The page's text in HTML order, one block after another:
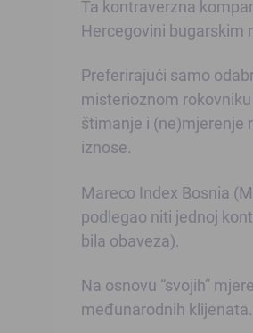
Ta kontraverzna
Hercegovini bugarskim
Preferirajući samo
misterioznom
štimanje i (ne)mjerenje
iznose.
Mareco Index Bosnia
podlegao niti jednoj
bila obaveza).
Na osnovu “svojih”
međunarodnih klijenata.